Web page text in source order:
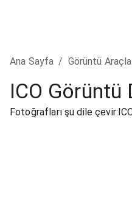
Ana Sayfa / Görüntü
ICO Görüntü
Fotoğrafları şu dile